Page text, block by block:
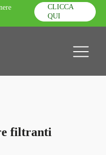
CLICCA
QUI
filtranti